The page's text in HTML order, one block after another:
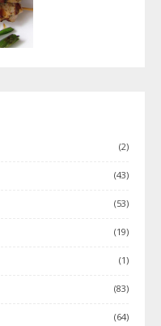
(2)
(43)
(53)
(19)
(1)
(83)
(64)